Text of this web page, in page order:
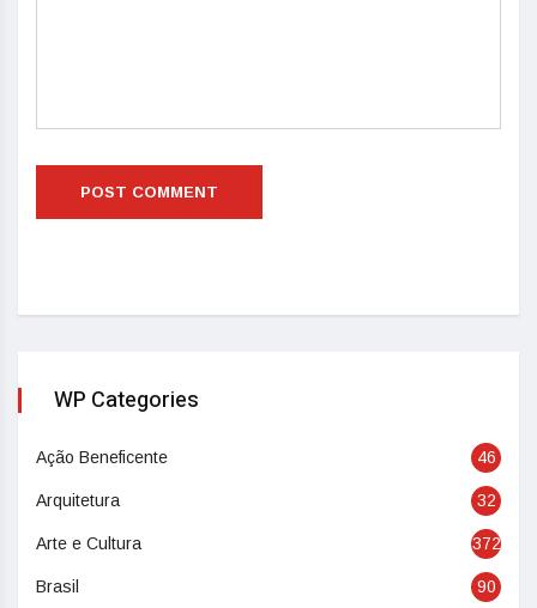
WP Categories
Ação Beneficente 46
Arquitetura 32
Arte e Cultura 372
Brasil 90